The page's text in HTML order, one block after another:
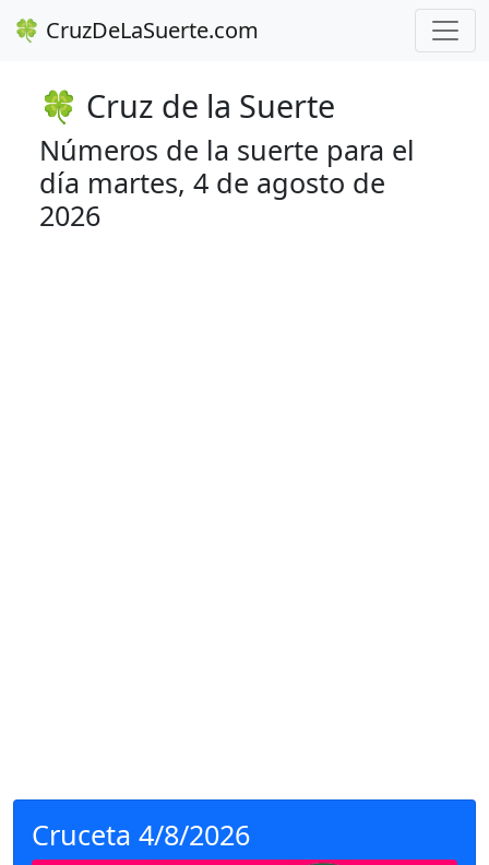
🍀 CruzDeLaSuerte.com
🍀 Cruz de la Suerte
Números de la suerte para el
día martes, 4 de agosto de
2026
Cruceta 4/8/2026